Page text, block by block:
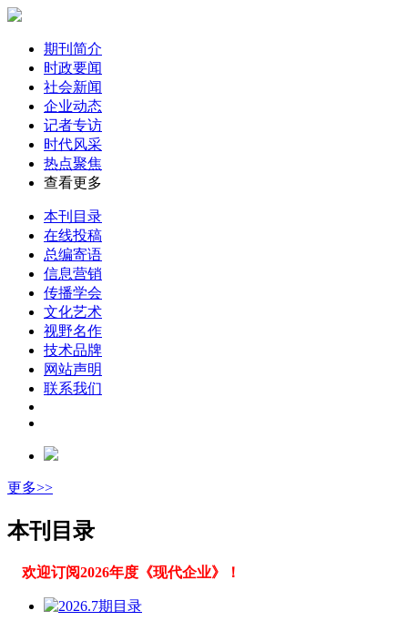
期刊简介
时政要闻
社会新闻
企业动态
记者专访
时代风采
热点聚焦
查看更多
本刊目录
在线投稿
总编寄语
信息营销
传播学会
文化艺术
视野名作
技术品牌
网站声明
联系我们
更多>>
本刊目录
欢迎订阅2026年度《现代企业》！